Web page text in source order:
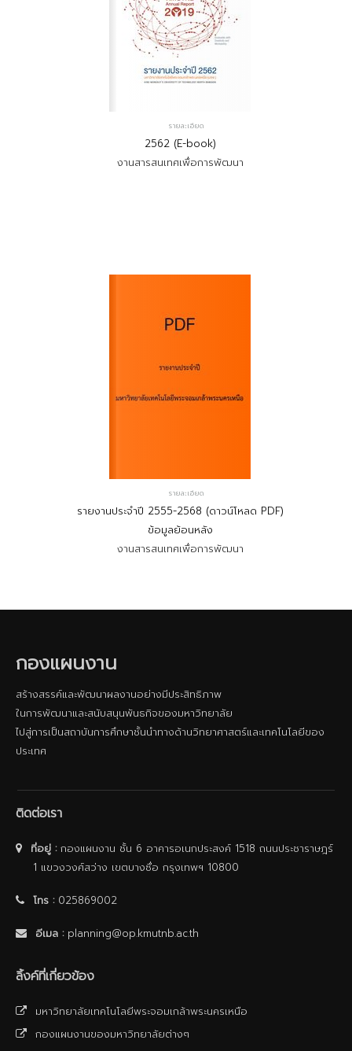
รายละเอียด
2562 (E-book)
งานสารสนเทศเพื่อการพัฒนา
รายละเอียด
รายงานประจำปี 2555-2568 (ดาวน์โหลด PDF)
ข้อมูลย้อนหลัง
งานสารสนเทศเพื่อการพัฒนา
กองแผนงาน
สร้างสรรค์และพัฒนาผลงานอย่างมีประสิทธิภาพ
ในการพัฒนาและสนับสนุนพันธกิจของมหาวิทยาลัย
ไปสู่การเป็นสถาบันการศึกษาชั้นนําทางด้านวิทยาศาสตร์และเทคโนโลยีของ
ประเทศ
ติดต่อเรา
ที่อยู่ :กองแผนงาน ชั้น 6 อาคารอเนกประสงค์ 1518 ถนนประชาราษฎร์
1 แขวงวงศ์สว่าง เขตบางซื่อ กรุงเทพฯ 10800
โทร :025869002
อีเมล : planning@op.kmutnb.ac.th
ลิ้งค์ที่เกี่ยวข้อง
มหาวิทยาลัยเทคโนโลยีพระจอมเกล้าพระนครเหนือ
กองแผนงานของมหาวิทยาลัยต่างๆ